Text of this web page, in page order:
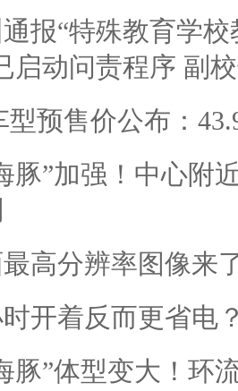
报“特殊教育学
启动问责程序 副
型预售价公布：
豚”加强！中心附
高分辨率图像来
开着反而更省电
豚”体型变大！环